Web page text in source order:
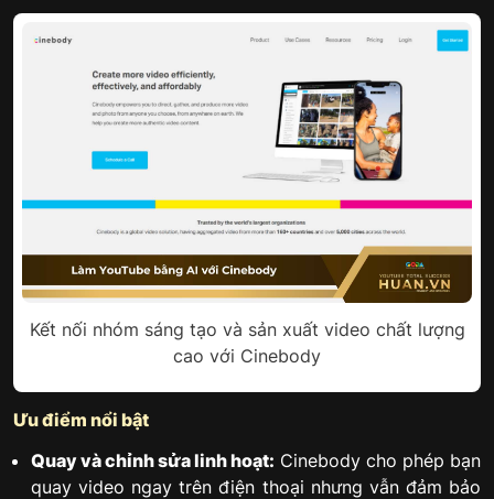
Kết nối nhóm sáng tạo và sản xuất video chất lượng
cao với Cinebody
Ưu điểm nổi bật
Quay và chỉnh sửa linh hoạt: Cinebody cho phép bạn
quay video ngay trên điện thoại nhưng vẫn đảm bảo